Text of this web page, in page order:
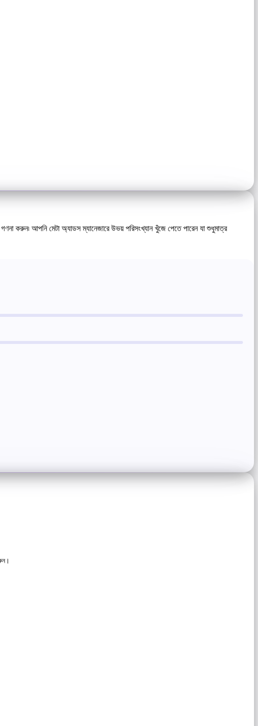
করুন৷ আপনি মেটা অ্যাডস ম্যানেজারে উভয় পরিসংখ্যান খুঁজে পেতে পারেন যা শুধুমাত্র